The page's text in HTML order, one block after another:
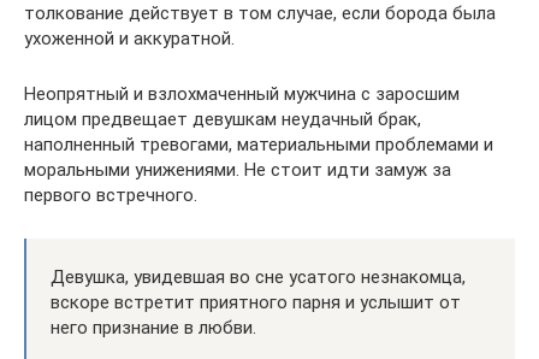
толкование действует в том случае, если борода была
ухоженной и аккуратной.
Неопрятный и взлохмаченный мужчина с заросшим
лицом предвещает девушкам неудачный брак,
наполненный тревогами, материальными проблемами и
моральными унижениями. Не стоит идти замуж за
первого встречного.
Девушка, увидевшая во сне усатого незнакомца,
вскоре встретит приятного парня и услышит от
него признание в любви.